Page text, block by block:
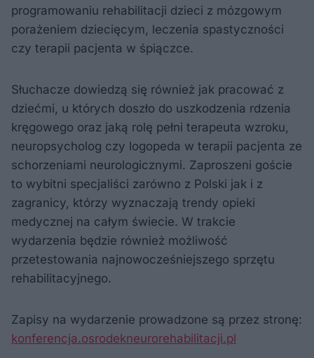
programowaniu rehabilitacji dzieci z mózgowym
porażeniem dziecięcym, leczenia spastyczności
czy terapii pacjenta w śpiączce.
Słuchacze dowiedzą się również jak pracować z
dziećmi, u których doszło do uszkodzenia rdzenia
kręgowego oraz jaką rolę pełni terapeuta wzroku,
neuropsycholog czy logopeda w terapii pacjenta ze
schorzeniami neurologicznymi. Zaproszeni goście
to wybitni specjaliści zarówno z Polski jak i z
zagranicy, którzy wyznaczają trendy opieki
medycznej na całym świecie. W trakcie
wydarzenia będzie również możliwość
przetestowania najnowocześniejszego sprzętu
rehabilitacyjnego.
Zapisy na wydarzenie prowadzone są przez stronę:
konferencja.osrodekneurorehabilitacji.pl